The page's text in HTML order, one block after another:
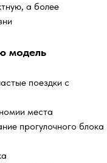
а более
модель
поездки с
места
прогулочного блока